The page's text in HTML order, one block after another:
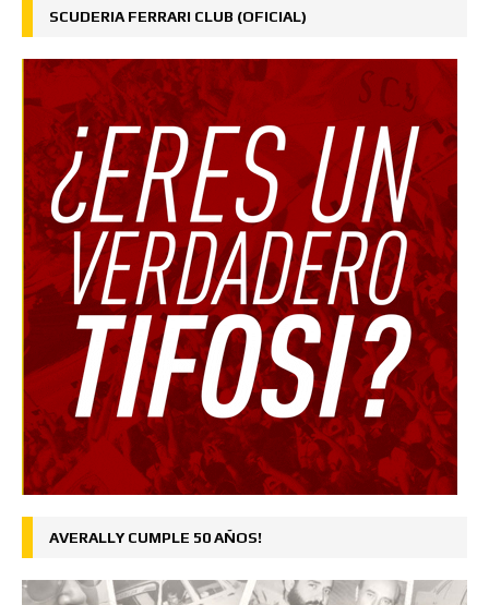
SCUDERIA FERRARI CLUB (OFICIAL)
AVERALLY CUMPLE 50 AÑOS!